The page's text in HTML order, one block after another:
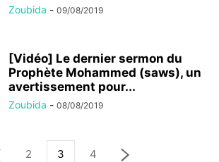
Zoubida - 09/08/2019
[Vidéo] Le dernier sermon du
Prophète Mohammed (saws), un
avertissement pour...
Zoubida - 08/08/2019
2 3 4